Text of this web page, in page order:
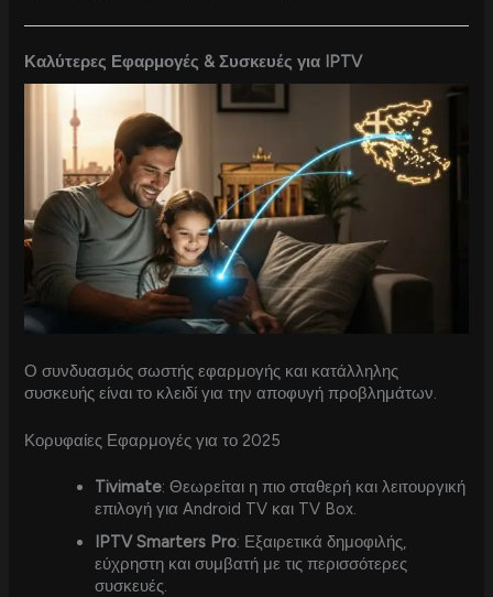
Καλύτερες Εφαρμογές & Συσκευές για IPTV
Ο συνδυασμός σωστής εφαρμογής και κατάλληλης
συσκευής είναι το κλειδί για την αποφυγή προβλημάτων.
Κορυφαίες Εφαρμογές για το 2025
Tivimate: Θεωρείται η πιο σταθερή και λειτουργική
επιλογή για Android TV και TV Box.
IPTV Smarters Pro: Εξαιρετικά δημοφιλής,
εύχρηστη και συμβατή με τις περισσότερες
συσκευές.